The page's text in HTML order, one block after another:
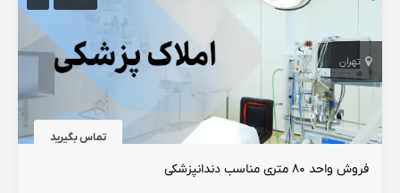
تهران
تماس بگیرید
فروش واحد ۸۰ متری مناسب دندانپزشکی